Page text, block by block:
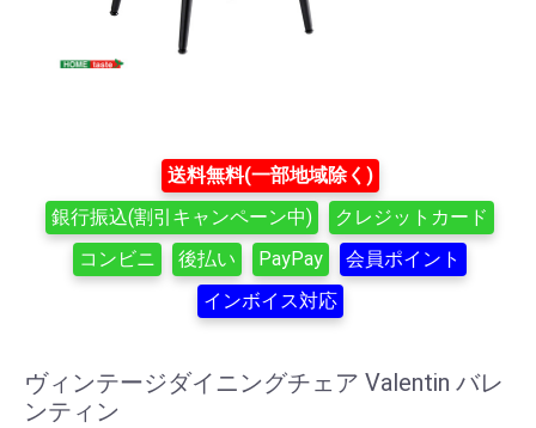
送料無料(一部地域除く)
銀行振込(割引キャンペーン中)
クレジットカード
コンビニ
後払い PayPay
会員ポイント
インボイス対応
ヴィンテージダイニングチェア Valentin バレ
ンティン